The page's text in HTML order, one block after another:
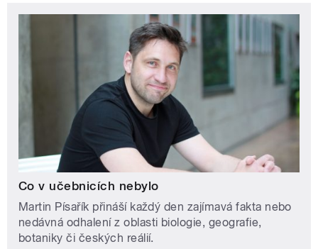
Co v učebnicích nebylo
Martin Písařík přináší každý den zajímavá fakta nebo
nedávná odhalení z oblasti biologie, geografie,
botaniky či českých reálií.